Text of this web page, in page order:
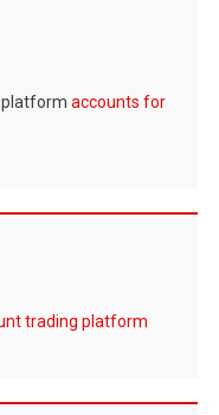
platform accounts for
trading platform